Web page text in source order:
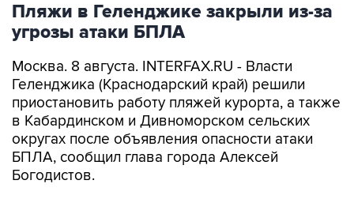
Пляжи в Геленджике закрыли из-за
угрозы атаки БПЛА
Москва. 8 августа. INTERFAX.RU - Власти
Геленджика (Краснодарский край) решили
приостановить работу пляжей курорта, а также
в Кабардинском и Дивноморском сельских
округах после объявления опасности атаки
БПЛА, сообщил глава города Алексей
Богодистов.